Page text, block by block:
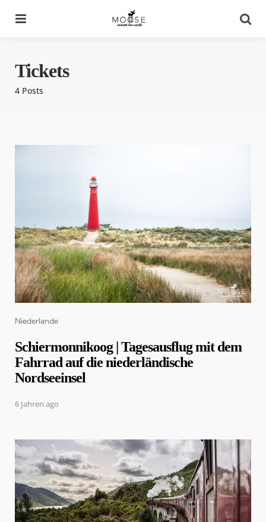
4 Posts
Tickets
Categories
Niederlande
Schiermonnikoog | Tagesausflug mit dem
Fahrrad auf die niederländische
Nordseeinsel
6 Jahren ago